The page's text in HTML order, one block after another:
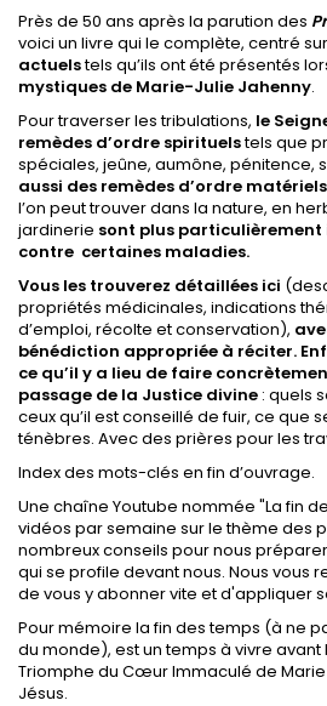
Près de 50 ans après la parution des
voici un livre qui le complète, centré sur
actuelstels qu’ils ont été présentés
mystiques de Marie-Julie Jahenny.
Pour traverser les tribulations, le
remèdes d’ordre spirituelstels que
spéciales, jeûne, aumône, pénitence,
aussi des remèdes d’ordre
l’on peut trouver dans la nature, en
jardinerie sont plus
contre certaines maladies.
Vous les trouverez détaillées ici
propriétés médicinales, indications
d’emploi, récolte et conservation),
bénédiction appropriée à réciter.
ce qu’il y a lieu de faire
passage de la Justice divine : quels
ceux qu’il est conseillé de fuir, ce que
ténèbres. Avec des prières pour les
Index des mots-clés en fin d’ouvrage.
Une chaîne Youtube nommée "La fin
vidéos par semaine sur le thème des
nombreux conseils pour nous
qui se profile devant nous. Nous vous
de vous y abonner vite et d'appliquer
Pour mémoire la fin des temps (à ne
du monde), est un temps à vivre
Triomphe du Cœur Immaculé de
Jésus.